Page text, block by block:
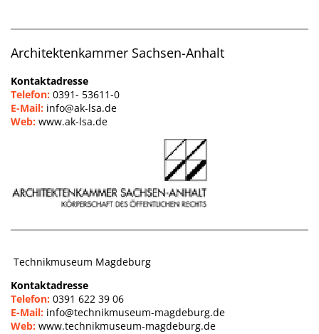
Architektenkammer Sachsen-Anhalt
Kontaktadresse
Telefon: 0391- 53611-0
E-Mail: info@ak-lsa.de
Web: www.ak-lsa.de
Technikmuseum Magdeburg
Kontaktadresse
Telefon: 0391 622 39 06
E-Mail: info@technikmuseum-magdeburg.de
Web: www.technikmuseum-magdeburg.de